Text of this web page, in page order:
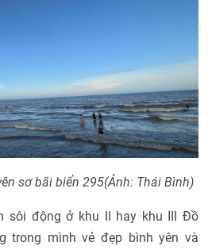
sơ bãi biển 295(Ảnh: Thái Bình)
sôi động ở khu II hay khu III Đồ
trong mình vẻ đẹp bình yên và